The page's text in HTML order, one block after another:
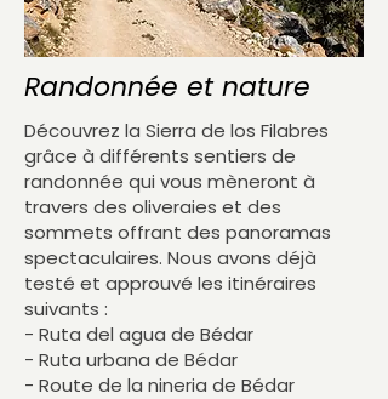
Randonnée et nature
Découvrez la Sierra de los Filabres
grâce à différents sentiers de
randonnée qui vous mèneront à
travers des oliveraies et des
sommets offrant des panoramas
spectaculaires. Nous avons déjà
testé et approuvé les itinéraires
suivants :
- Ruta del agua de Bédar
- Ruta urbana de Bédar
- Route de la nineria de Bédar